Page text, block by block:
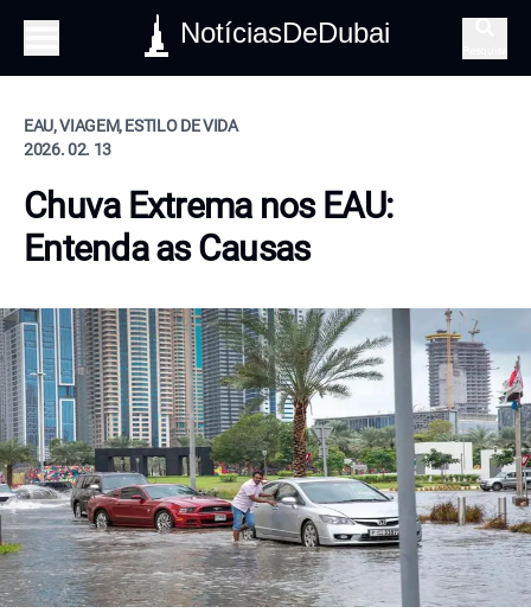
NotíciasDeDubai
EAU, VIAGEM, ESTILO DE VIDA
2026. 02. 13
Chuva Extrema nos EAU:
Entenda as Causas